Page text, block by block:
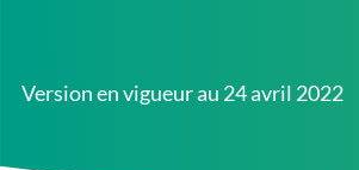
Version en vigueur au 24 avril 2022